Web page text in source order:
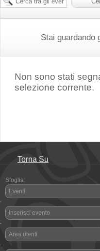
Stai guardando
Non sono stati
selezione corrente.
Torna Su
Sfoglia:
Eventi
-
Inserisci evento
-
Area utenti
-